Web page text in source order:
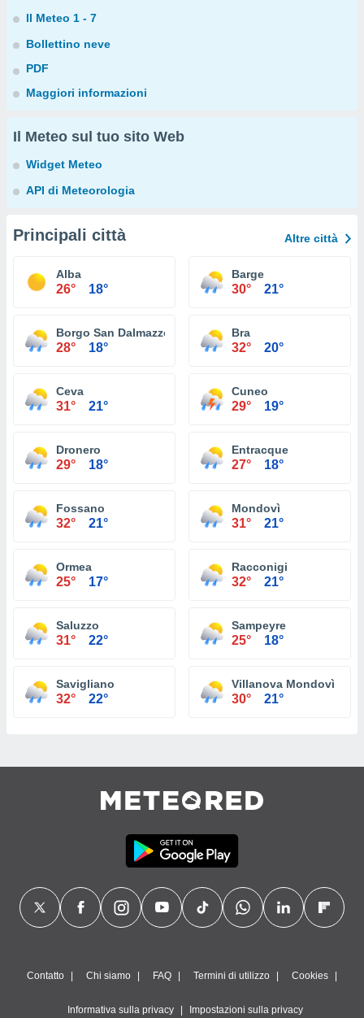
Il Meteo 1 - 7
Bollettino neve
PDF
Maggiori informazioni
Il Meteo sul tuo sito Web
Widget Meteo
API di Meteorologia
Principali città Altre città
Alba
26° 18°
Barge
30° 21°
Borgo San Dalmazzo
28° 18°
Bra
32° 20°
Ceva
31° 21°
Cuneo
29° 19°
Dronero
29° 18°
Entracque
27° 18°
Fossano
32° 21°
Mondovì
31° 21°
Ormea
25° 17°
Racconigi
32° 21°
Saluzzo
31° 22°
Sampeyre
25° 18°
Savigliano
32° 22°
Villanova Mondovì
30° 21°
Contatto Chi siamo FAQ Termini di utilizzo Cookies
Informativa sulla privacy Impostazioni sulla privacy